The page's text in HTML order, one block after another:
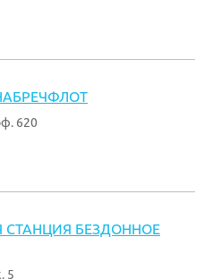
620
СТАНЦИЯ БЕЗДОННОЕ
5